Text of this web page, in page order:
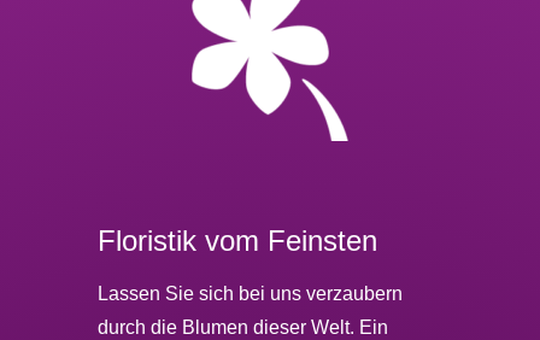
Floristik vom Feinsten
Lassen Sie sich bei uns verzaubern
durch die Blumen dieser Welt. Ein